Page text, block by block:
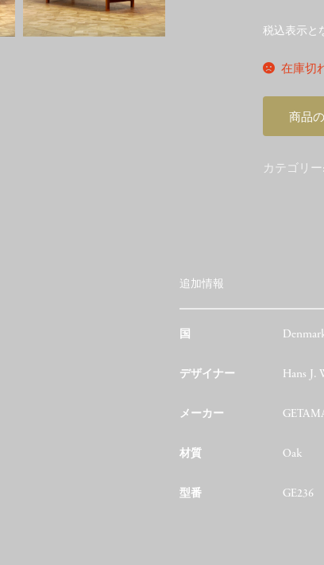
税込表示と
在庫切
商品
カテゴリー:
追加情報
国
デザイナー Hans J.
メーカー
材質 Oak
型番 GE236